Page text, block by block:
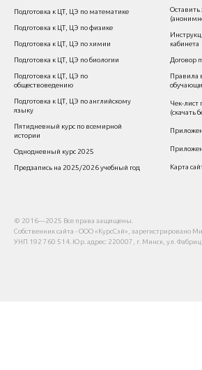
Подготовка к ЦТ, ЦЭ по математике
Подготовка к ЦТ, ЦЭ по физике
Подготовка к ЦТ, ЦЭ по химии
Подготовка к ЦТ, ЦЭ по биологии
Подготовка к ЦТ, ЦЭ по
обществоведению
Подготовка к ЦТ, ЦЭ по английскому
языку
Пятидневный курс по всемирной
истории
Однодневный курс 2025
Предзапись на 2025/2026 учебный год
Оставить
кабинета
Договор
Правила
Чек-лист
(скачать
Карта
© 2016—2025 Все права защищены.
Собственник сайта - ООО «КурсСэй», зарегистрировано
УНП 192 760 514. Юр. адрес: 220007, г. Минск, ул.